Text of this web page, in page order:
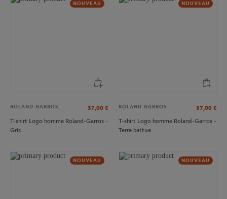
NOUVEAU
ROLAND GARROS 37,00 €
T-shirt Logo homme Roland-Garros -
Gris
NOUVEAU
ROLAND GARROS 37,00 €
T-shirt Logo homme Roland-Garros -
Terre battue
NOUVEAU NOUVEAU